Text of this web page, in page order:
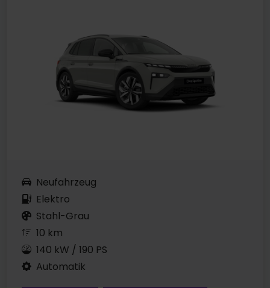
Neufahrzeug
Elektro
Stahl-Grau
10 km
140 kW / 190 PS
Automatik